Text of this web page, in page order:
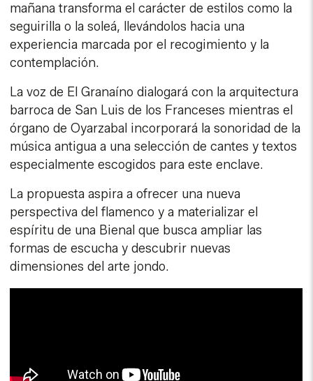
mañana transforma el carácter de estilos como la
seguirilla o la soleá, llevándolos hacia una
experiencia marcada por el recogimiento y la
contemplación.
La voz de El Granaíno dialogará con la arquitectura
barroca de San Luis de los Franceses mientras el
órgano de Oyarzabal incorporará la sonoridad de la
música antigua a una selección de cantes y textos
especialmente escogidos para este enclave.
La propuesta aspira a ofrecer una nueva
perspectiva del flamenco y a materializar el
espíritu de una Bienal que busca ampliar las
formas de escucha y descubrir nuevas
dimensiones del arte jondo.